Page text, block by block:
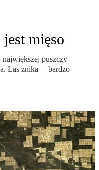
jest mięso
największej puszczy
Las znika —bardzo